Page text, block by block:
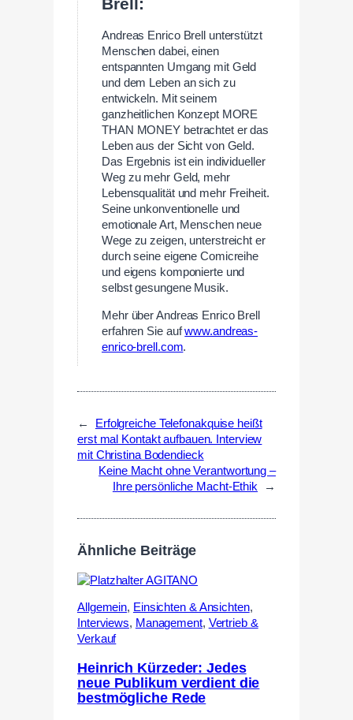
Brell:
Andreas Enrico Brell unterstützt
Menschen dabei, einen
entspannten Umgang mit Geld
und dem Leben an sich zu
entwickeln. Mit seinem
ganzheitlichen Konzept MORE
THAN MONEY betrachtet er das
Leben aus der Sicht von Geld.
Das Ergebnis ist ein individueller
Weg zu mehr Geld, mehr
Lebensqualität und mehr Freiheit.
Seine unkonventionelle und
emotionale Art, Menschen neue
Wege zu zeigen, unterstreicht er
durch seine eigene Comicreihe
und eigens komponierte und
selbst gesungene Musik.
Mehr über Andreas Enrico Brell
erfahren Sie aufwww.andreas-
enrico-brell.com.
←
Erfolgreiche Telefonakquise heißt
erst mal Kontakt aufbauen. Interview
mit Christina Bodendieck
Keine Macht ohne Verantwortung –
Ihre persönliche Macht-Ethik
→
Ähnliche Beiträge
Allgemein, Einsichten & Ansichten,
Interviews, Management, Vertrieb &
Verkauf
Heinrich Kürzeder: Jedes
neue Publikum verdient die
bestmögliche Rede